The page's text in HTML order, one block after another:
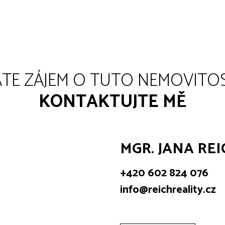
ZÁJEM O TUTO
KONTAKTUJTE MĚ
MGR. JANA
+420 602 824 076
info@reichreality.cz